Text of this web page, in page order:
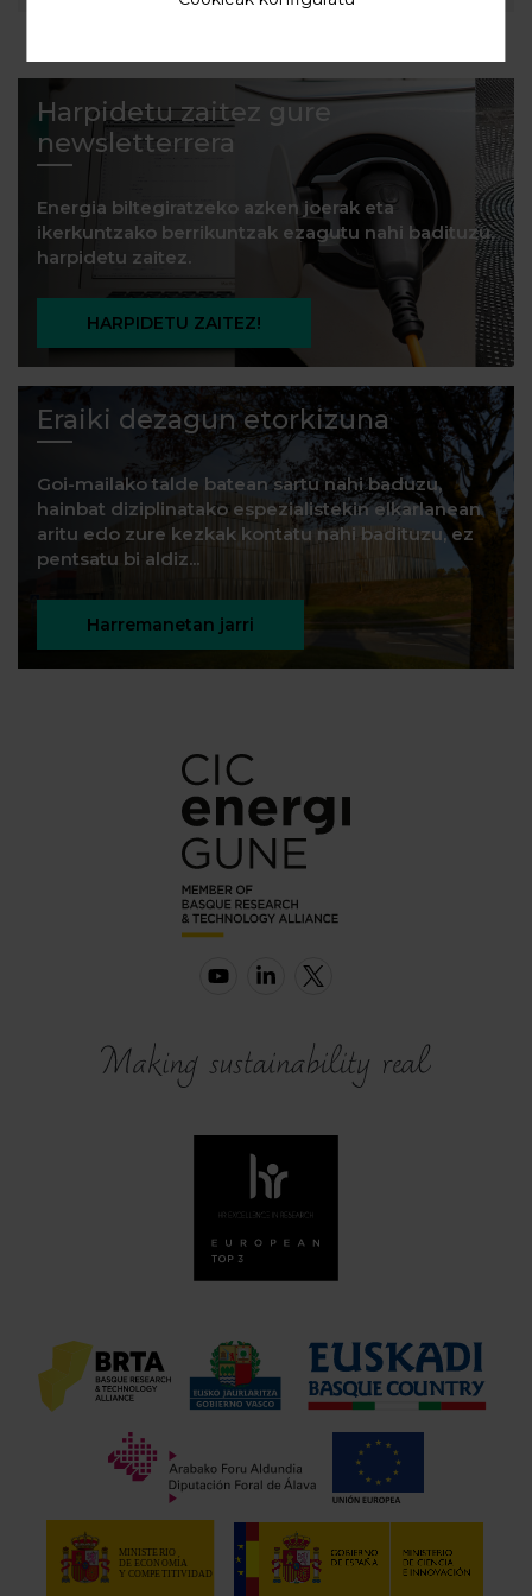
Harpidetu zaitez gure
newsletterrera
Energia biltegiratzeko azken joerak eta
ikerkuntzako berrikuntzak ezagutu nahi badituzu,
harpidetu zaitez.
HARPIDETU ZAITEZ!
Eraiki dezagun etorkizuna
Goi-mailako talde batean sartu nahi baduzu,
hainbat diziplinatako espezialistekin elkarlanean
aritu edo zure kezkak kontatu nahi badituzu, ez
pentsatu bi aldiz...
Harremanetan jarri